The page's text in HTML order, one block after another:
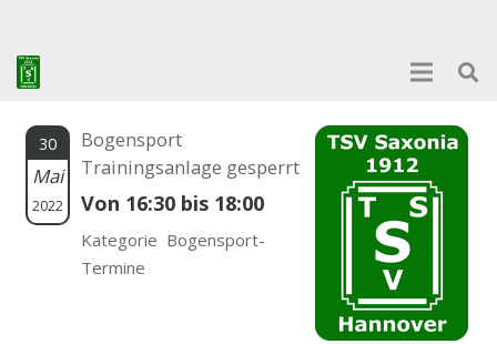
30
Mai
2022
Bogensport
Trainingsanlage gesperrt
Von 16:30 bis 18:00
Kategorie Bogensport-
Termine